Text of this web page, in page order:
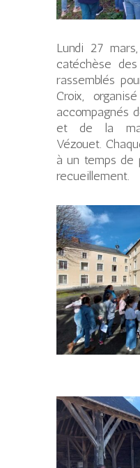
Lundi 27
catéchèse
rassemblés
Croix,
accompagnés
et de la
Vézouet.
à un temps de
recueillement.